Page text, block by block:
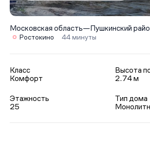
Московская область—Пушкинский
Ростокино 44 минуты
Класс
Комфорт
Высота
2.74 м
Этажность
25
Тип дома